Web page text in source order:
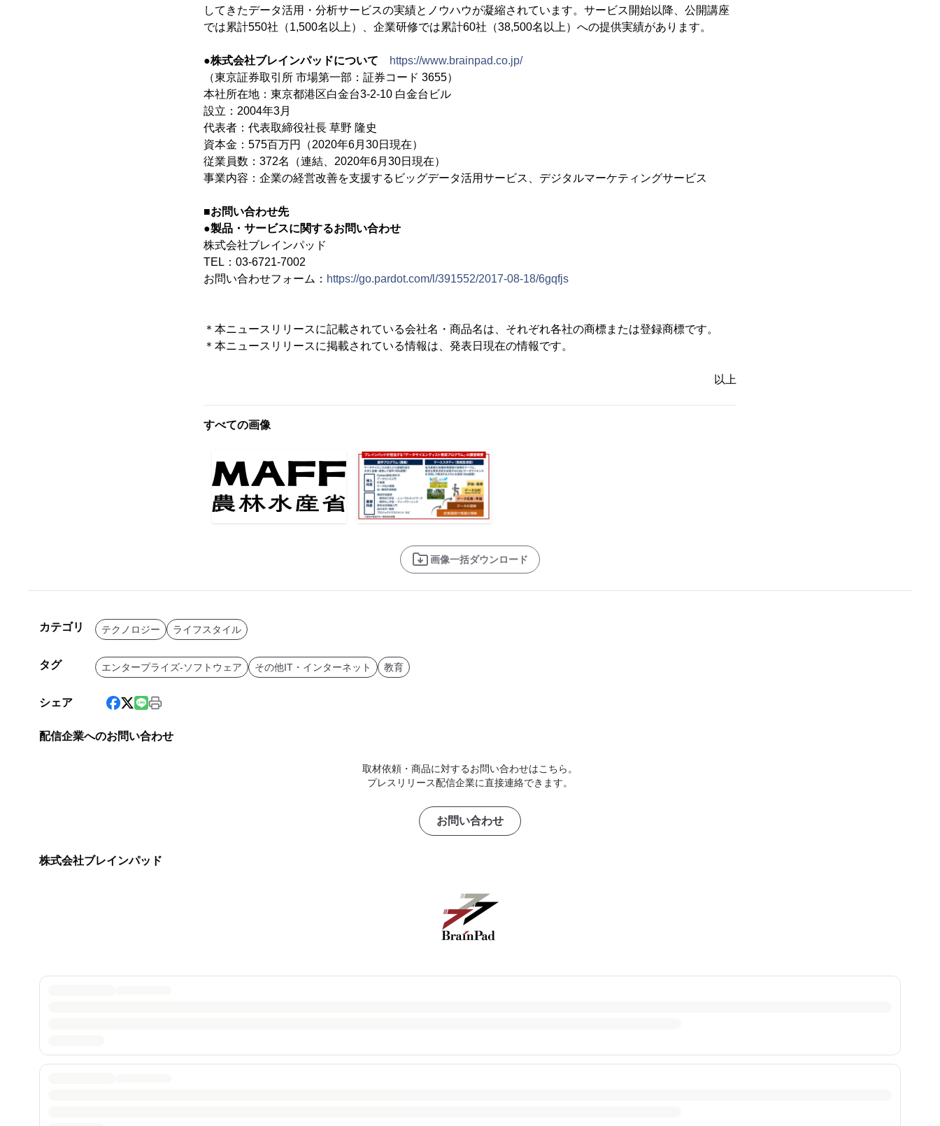
してきたデータ活用・分析サービスの実績とノウハウが凝縮されています。サービス開始以降、公開講座
では累計550社（1,500名以上）、企業研修では累計60社（38,500名以上）への提供実績があります。
●株式会社ブレインパッドについて
https://www.brainpad.co.jp/
（東京証券取引所 市場第一部：証券コード 3655）
本社所在地：東京都港区白金台3-2-10 白金台ビル
設立：2004年3月
代表者：代表取締役社長 草野 隆史
資本金：575百万円（2020年6月30日現在）
従業員数：372名（連結、2020年6月30日現在）
事業内容：企業の経営改善を支援するビッグデータ活用サービス、デジタルマーケティングサービス
■お問い合わせ先
●製品・サービスに関するお問い合わせ
株式会社ブレインパッド
TEL：03-6721-7002
お問い合わせフォーム： https://go.pardot.com/l/391552/2017-08-18/6gqfjs
＊本ニュースリリースに記載されている会社名・商品名は、それぞれ各社の商標または登録商標です。
＊本ニュースリリースに掲載されている情報は、発表日現在の情報です。
以上
すべての画像
画像一括ダウンロード
カテゴリ テクノロジー ライフスタイル
タグ エンタープライズ-ソフトウェア その他IT・インターネット 教育
シェア
配信企業へのお問い合わせ
取材依頼・商品に対するお問い合わせはこちら。
プレスリリース配信企業に直接連絡できます。
お問い合わせ
株式会社ブレインパッド